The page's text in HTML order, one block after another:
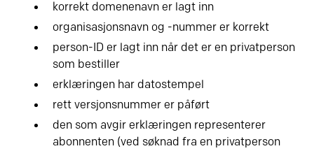
korrekt domenenavn er lagt inn
organisasjonsnavn og -nummer er korrekt
person-ID er lagt inn når det er en privatperson
som bestiller
erklæringen har datostempel
rett versjonsnummer er påført
den som avgir erklæringen representerer
abonnenten (ved søknad fra en privatperson